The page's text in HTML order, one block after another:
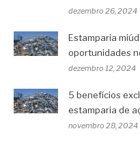
dezembro 26, 2024
Estamparia
oportunidades
dezembro 12, 2024
5 benefícios
estamparia de
novembro 28, 2024